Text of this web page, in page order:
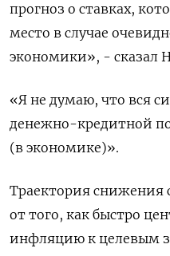
прогноз о ставках,
место в случае
экономики», - сказал
«Я не думаю, что вся
денежно-кредитной
(в экономике)».
Траектория снижения
от того, как быстро
инфляцию к целевым